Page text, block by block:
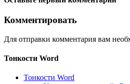
Комментировать
Для отправки комментария вам
Тонкости Word
Тонкости Word